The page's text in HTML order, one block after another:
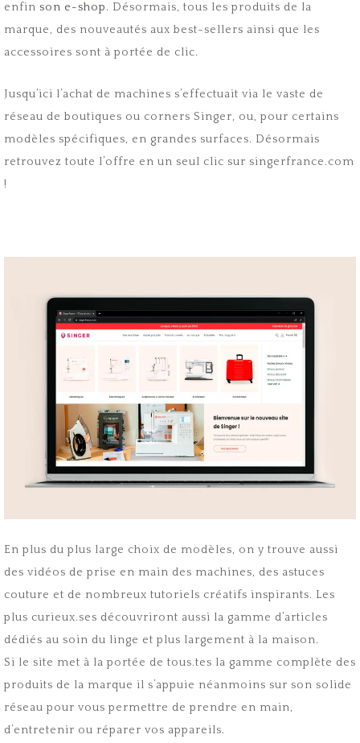
enfin son e-shop. Désormais, tous les produits de la
marque, des nouveautés aux best-sellers ainsi que les
accessoires sont à portée de clic.
Jusqu’ici l’achat de machines s’effectuait via le vaste de
réseau de boutiques ou corners Singer, ou, pour certains
modèles spécifiques, en grandes surfaces. Désormais
retrouvez toute l’offre en un seul clic sur singerfrance.com
!
En plus du plus large choix de modèles, on y trouve aussi
des vidéos de prise en main des machines, des astuces
couture et de nombreux tutoriels créatifs inspirants. Les
plus curieux.ses découvriront aussi la gamme d’articles
dédiés au soin du linge et plus largement à la maison.
Si le site met à la portée de tous.tes la gamme complète des
produits de la marque il s’appuie néanmoins sur son solide
réseau pour vous permettre de prendre en main,
d’entretenir ou réparer vos appareils.